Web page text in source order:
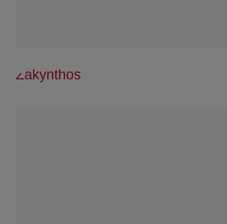
Zakynthos